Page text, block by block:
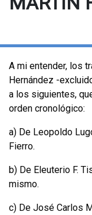
A mi entender, los
Hernández -
a los siguientes,
orden cronológico:
a) De Leopoldo
Fierro.
b) De Eleuterio F.
mismo.
c) De José Carlos